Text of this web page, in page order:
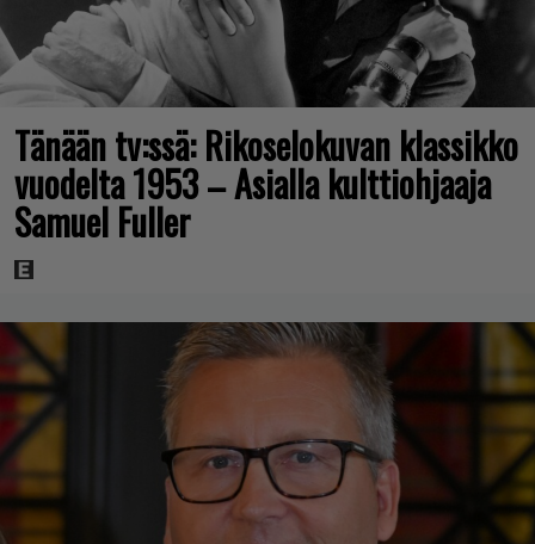
Tänään tv:ssä: Rikoselokuvan klassikko
vuodelta 1953 – Asialla kulttiohjaaja
Samuel Fuller